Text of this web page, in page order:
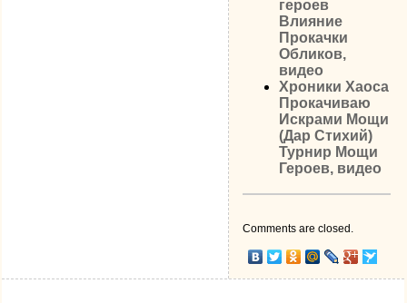
героев
Влияние
Прокачки
Обликов,
видео
Хроники Хаоса
Прокачиваю
Искрами Мощи
(Дар Стихий)
Турнир Мощи
Героев, видео
Comments are closed.